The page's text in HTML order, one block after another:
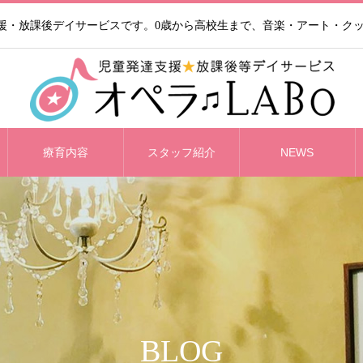
放課後デイサービスです。0歳から高校生まで、音楽・アート・ク
療育内容 スタッフ紹介 NEWS
BLOG